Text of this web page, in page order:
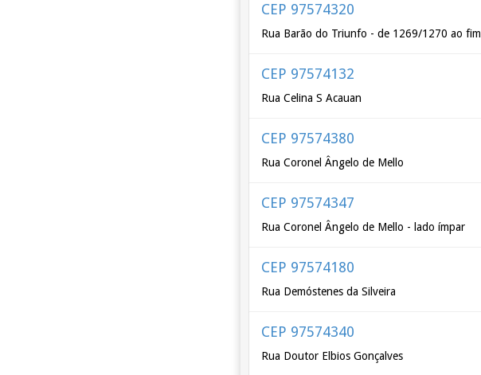
CEP 97574320
Rua Barão do Triunfo - de 1269/1270 ao fim
CEP 97574132
Rua Celina S Acauan
CEP 97574380
Rua Coronel Ângelo de Mello
CEP 97574347
Rua Coronel Ângelo de Mello - lado ímpar
CEP 97574180
Rua Demóstenes da Silveira
CEP 97574340
Rua Doutor Elbios Gonçalves